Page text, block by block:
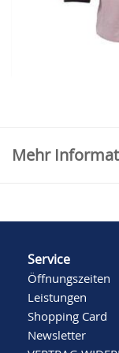
Falls
sollte,
Mehr
Service
Öffnungszeiten
Leistungen
Shopping Card
Newsletter